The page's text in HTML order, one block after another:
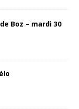
Boz – mardi 30